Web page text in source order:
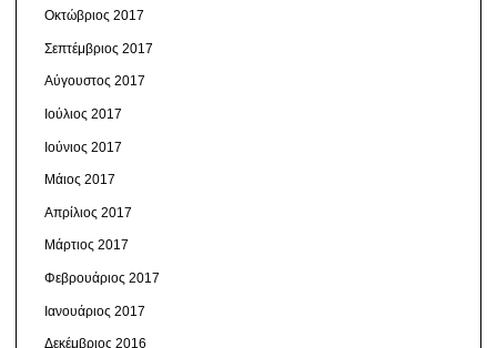
Οκτώβριος 2017
Σεπτέμβριος 2017
Αύγουστος 2017
Ιούλιος 2017
Ιούνιος 2017
Μάιος 2017
Απρίλιος 2017
Μάρτιος 2017
Φεβρουάριος 2017
Ιανουάριος 2017
Δεκέμβριος 2016